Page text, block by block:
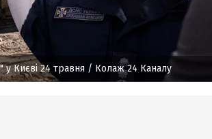
у Києві 24 травня / Колаж 24 Каналу